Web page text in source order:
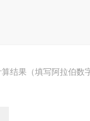
结果（填写阿拉伯数